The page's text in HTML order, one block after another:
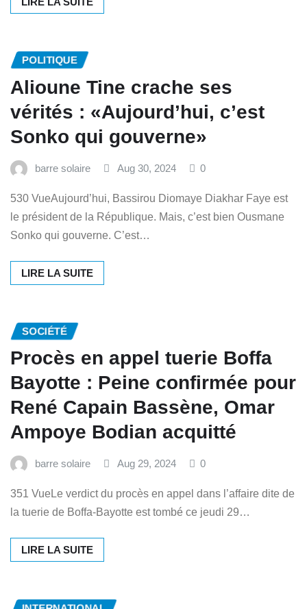
POLITIQUE
Alioune Tine crache ses
vérités : «Aujourd’hui, c’est
Sonko qui gouverne»
barre solaire Aug 30, 2024 0
530 VueAujourd’hui, Bassirou Diomaye Diakhar Faye est
le président de la République. Mais, c’est bien Ousmane
Sonko qui gouverne. C’est…
LIRE LA SUITE
SOCIÉTÉ
Procès en appel tuerie Boffa
Bayotte : Peine confirmée pour
René Capain Bassène, Omar
Ampoye Bodian acquitté
barre solaire Aug 29, 2024 0
351 VueLe verdict du procès en appel dans l’affaire dite de
la tuerie de Boffa-Bayotte est tombé ce jeudi 29…
LIRE LA SUITE